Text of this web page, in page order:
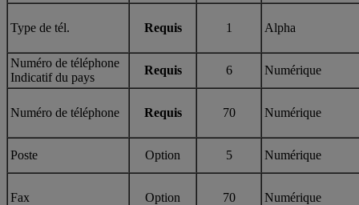
Type de tél. Requis 1 Alpha
Numéro de téléphone
Indicatif du pays
Requis 6 Numérique
Numéro de téléphone Requis 70 Numérique
Poste Option 5 Numérique
Fax Option 70 Numérique